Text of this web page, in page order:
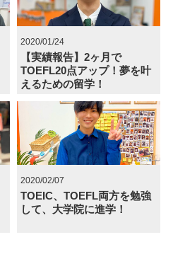
2020/01/24
【実績報告】2ヶ月で
TOEFL20点アップ！夢を叶
えるための留学！
2020/02/07
TOEIC、TOEFL両方を勉強
して、大学院に進学！